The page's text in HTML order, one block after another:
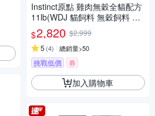
Instinct原點 雞肉無穀全貓配方
11lb(WDJ 貓飼料 無穀飼料 不
含麩質 高肉含量)
$2,820 $2,999
5 (4) 總銷量>50
挑戰低價 券
加入購物車